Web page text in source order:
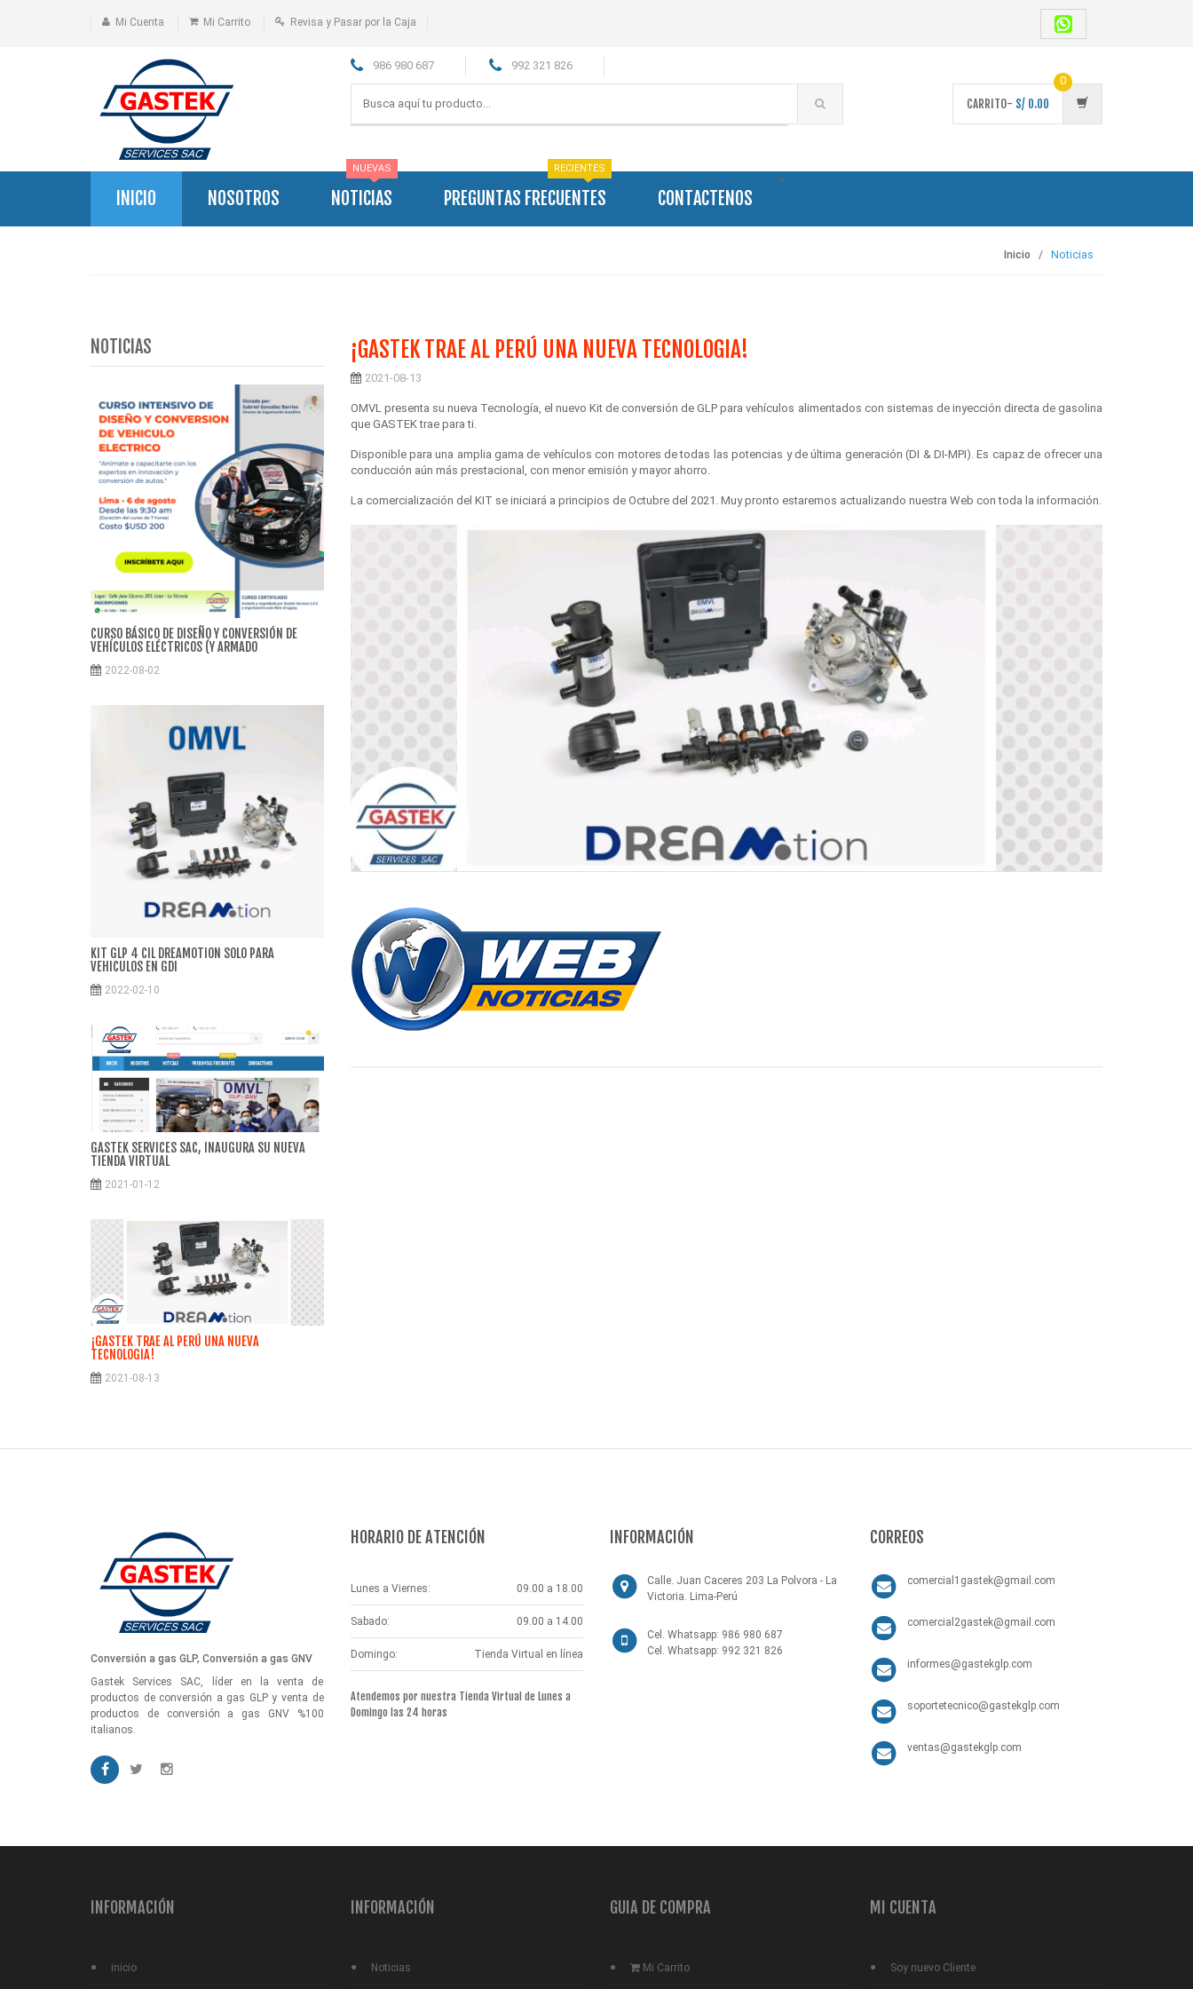
Mi Cuenta Mi Carrito Revisa y Pasar por la Caja
986 980 687 992 321 826
CARRITO- S/ 0.00
0
INICIO NOSOTROS
>
NOTICIAS
NUEVAS
PREGUNTAS FRECUENTES
RECIENTES
CONTACTENOS
Inicio Noticias
NOTICIAS
CURSO BÁSICO DE DISEÑO Y CONVERSIÓN DE
VEHÍCULOS ELÉCTRICOS (Y ARMADO
2022-08-02
KIT GLP 4 CIL DREAMOTION SOLO PARA
VEHICULOS EN GDI
2022-02-10
GASTEK SERVICES SAC, INAUGURA SU NUEVA
TIENDA VIRTUAL
2021-01-12
¡GASTEK TRAE AL PERÚ UNA NUEVA
TECNOLOGIA!
2021-08-13
¡GASTEK TRAE AL PERÚ UNA NUEVA TECNOLOGIA!
2021-08-13
OMVL presenta su nueva Tecnología, el nuevo Kit de conversión de GLP para vehículos alimentados con sistemas de inyección directa de gasolina
que GASTEK trae para ti.
Disponible para una amplia gama de vehículos con motores de todas las potencias y de última generación (DI & DI-MPI). Es capaz de ofrecer una
conducción aún más prestacional, con menor emisión y mayor ahorro.
La comercialización del KIT se iniciará a principios de Octubre del 2021. Muy pronto estaremos actualizando nuestra Web con toda la información.
Conversión a gas GLP, Conversión a gas GNV
Gastek Services SAC, líder en la venta de
productos de conversión a gas GLP y venta de
productos de conversión a gas GNV %100
italianos.
HORARIO DE ATENCIÓN
Lunes a Viernes: 09.00 a 18.00
Sabado: 09.00 a 14.00
Domingo: Tienda Virtual en línea
Atendemos por nuestra Tienda Virtual de Lunes a
Domingo las 24 horas
INFORMACIÓN
Calle. Juan Caceres 203 La Polvora - La
Victoria. Lima-Perú
Cel. Whatsapp: 986 980 687
Cel. Whatsapp: 992 321 826
CORREOS
comercial1gastek@gmail.com
comercial2gastek@gmail.com
informes@gastekglp.com
soportetecnico@gastekglp.com
ventas@gastekglp.com
INFORMACIÓN
inicio
INFORMACIÓN
Noticias
GUIA DE COMPRA
Mi Carrito
MI CUENTA
Soy nuevo Cliente